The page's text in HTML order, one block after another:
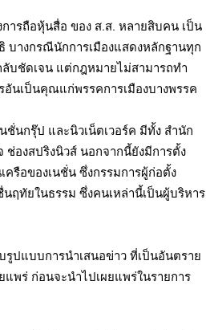
ารถือหุ้นสื่อ ของ ส.ส. หลายสิบคน เป็น
บางกรณีนักการเมืองแสดงหลักฐานทุก
บชัดเจน แต่กฎหมายไม่สามารถทำ
อันเป็นคุณแก่พรรคการเมืองบางพรรค
ชั่นกรุ๊ป และนิวเน็ตเวอร์ค มีทั้ง สำนัก
องสปริงนิวส์ นอกจากนี้ยังมีการตั้ง
รือของเนชั่น ซึ่งกรรมการผู้ก่อตั้ง
ทัยในธรรม ซึ่งคนเหล่านี้เป็นผู้บริหาร
รูปแบบการนำเสนอข่าว ที่เป็นอันตราย
พร่ ก่อนจะนำไปเผยแพร่ในรายการ